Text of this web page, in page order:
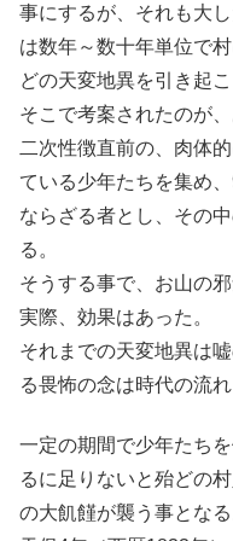
事にするが、それも大
は数年～数十年単位で
どの天変地異を引き起
そこで考案されたのが
二次性徴直前の、肉体
ている少年たちを集め
ならざる者とし、その
る。
そうする事で、お山の
実際、効果はあった。
それまでの天変地異は
る畏怖の念は時代の流
一定の期間で少年たち
るに足りないと殆どの
の大飢饉が襲う事となる